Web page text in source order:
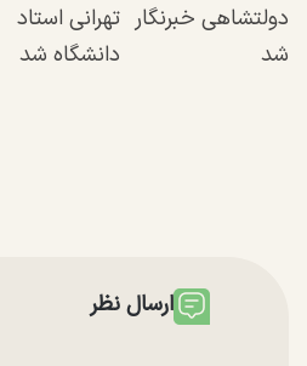
دولتشاهی خبرنگار
شد
تهرانی استاد
دانشگاه شد
ارسال نظر